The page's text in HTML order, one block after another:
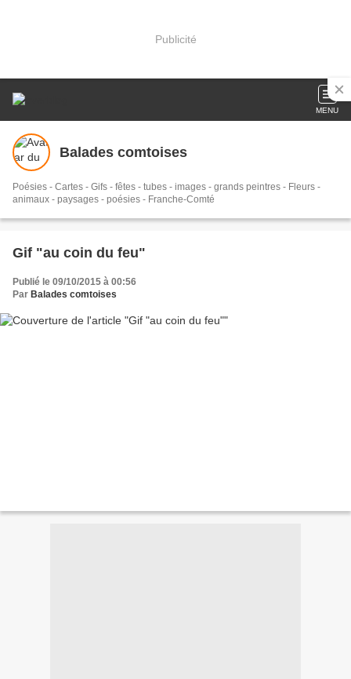
Publicité
MENU
Balades comtoises
Poésies - Cartes - Gifs - fêtes - tubes - images - grands peintres - Fleurs -
animaux - paysages - poésies - Franche-Comté
Gif "au coin du feu"
Publié le 09/10/2015 à 00:56
Par Balades comtoises